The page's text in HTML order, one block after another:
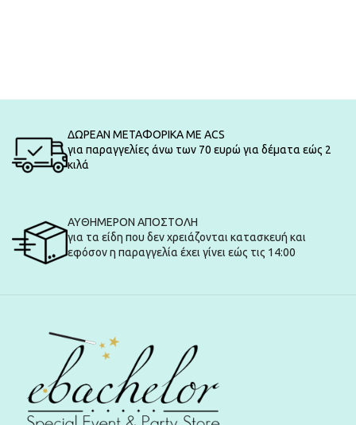
ΔΩΡΕΑΝ ΜΕΤΑΦΟΡΙΚΑ ΜΕ ACS
για παραγγελίες άνω των 70 ευρώ για δέματα εώς 2
κιλά
ΑΥΘΗΜΕΡΟΝ ΑΠΟΣΤΟΛΗ
για τα είδη που δεν χρειάζονται κατασκευή και
εφόσον η παραγγελία έχει γίνει εώς τις 14:00